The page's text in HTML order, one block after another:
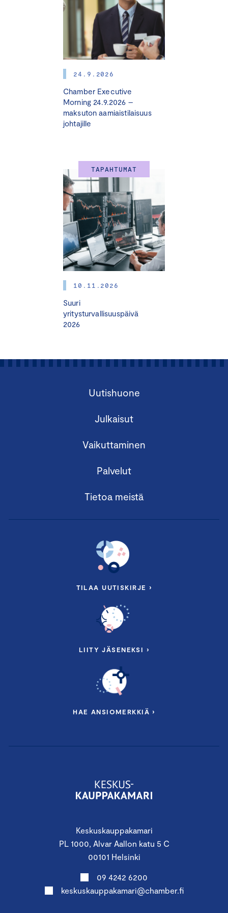
suunnitteluun.
Inspiroivia yritysesimerkkejä
yritysvastuun johtamisesta.
Pyöreän pöydän keskusteluja ja kestävästä
kehityksestä kiinnostuneiden yritysjohtajien
luottamuksellisen vertaisverkoston.
Digitaalisen Howspace-työtilan verkoston
materiaalipankiksi ja yhteydenpitoon.
Voit aloittaa jäsenyyden verkostossa koska tahansa.
Tule kuulemaan, miksi juuri sinun kannattaisi
liittyä mukaan kestävyysverkostoon! Ilmoittaudu
nyt maksuttomaan tietoiskuumme 4.2.2025 klo
Tietoisku on maksuton, mutta edellyttää
ennakkoilmoittautumista. Tietoiskussa on varattu aikaa
osallistujien kysymyksille.
24.9.2026
Chamber Executive
Morning 24.9.2026 –
maksuton aamiaistilaisuus
johtajille
TAPAHTUMAT
10.11.2026
Suuri
yritysturvallisuuspäivä
2026
Keskuskauppakamari
PL 1000, Alvar Aallon katu 5 C
00101 Helsinki
09 4242 6200
keskuskauppakamari@chamber.fi
Uutishuone
Julkaisut
Vaikuttaminen
Palvelut
Tietoa meistä
TILAA UUTISKIRJE ›
LIITY JÄSENEKSI ›
HAE ANSIOMERKKIÄ ›